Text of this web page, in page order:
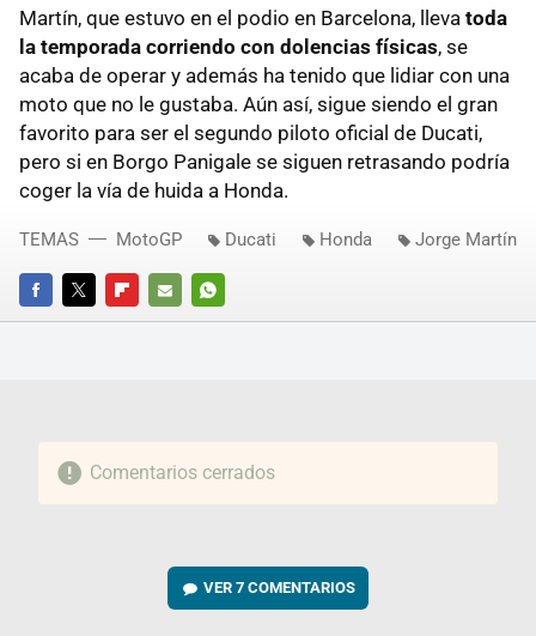
Martín, que estuvo en el podio en Barcelona, lleva toda
la temporada corriendo con dolencias físicas, se
acaba de operar y además ha tenido que lidiar con una
moto que no le gustaba. Aún así, sigue siendo el gran
favorito para ser el segundo piloto oficial de Ducati,
pero si en Borgo Panigale se siguen retrasando podría
coger la vía de huida a Honda.
FACEBOOKTWITTERFLIPBOARD
E-
WHATSAPP
TEMAS MotoGP Ducati Honda Jorge Martín
Comentarios cerrados
VER7 COMENTARIOS